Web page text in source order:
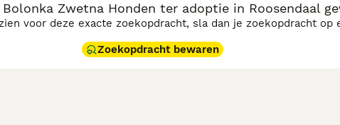
Zwetna Honden ter adoptie in Roosendaal
voor deze exacte zoekopdracht, sla dan je zoekopdracht op
Zoekopdracht bewaren